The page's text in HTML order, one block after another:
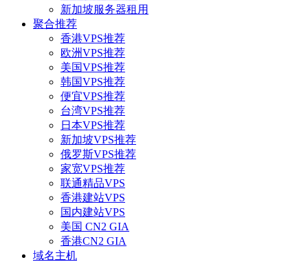
新加坡服务器租用
聚合推荐
香港VPS推荐
欧洲VPS推荐
美国VPS推荐
韩国VPS推荐
便宜VPS推荐
台湾VPS推荐
日本VPS推荐
新加坡VPS推荐
俄罗斯VPS推荐
家宽VPS推荐
联通精品VPS
香港建站VPS
国内建站VPS
美国 CN2 GIA
香港CN2 GIA
域名主机